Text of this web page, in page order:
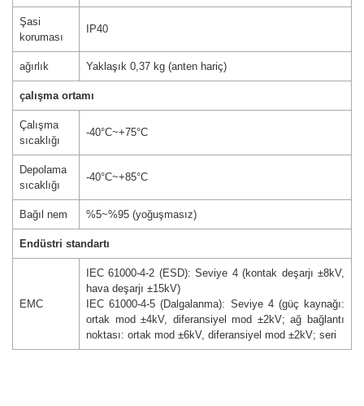
Şasi
koruması
IP40
ağırlık Yaklaşık 0,37 kg (anten hariç)
çalışma ortamı
Çalışma
sıcaklığı
-40°C~+75°C
Depolama
sıcaklığı
-40°C~+85°C
Bağıl nem %5~%95 (yoğuşmasız)
Endüstri standartı
EMC
IEC 61000-4-2 (ESD): Seviye 4 (kontak deşarjı ±8kV,
hava deşarjı ±15kV)
IEC 61000-4-5 (Dalgalanma): Seviye 4 (güç kaynağı:
ortak mod ±4kV, diferansiyel mod ±2kV; ağ bağlantı
noktası: ortak mod ±6kV, diferansiyel mod ±2kV; seri